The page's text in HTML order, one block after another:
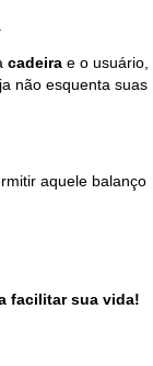
cadeira e o usuário,
não esquenta suas
aquele balanço
facilitar sua vida!